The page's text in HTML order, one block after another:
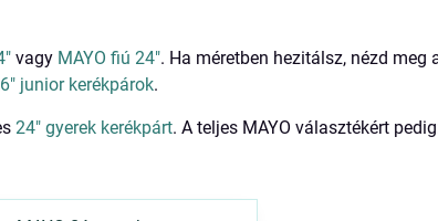
vagy MAYO fiú 24". Ha méretben hezitálsz, nézd meg
junior kerékpárok.
24" gyerek kerékpárt. A teljes MAYO választékért